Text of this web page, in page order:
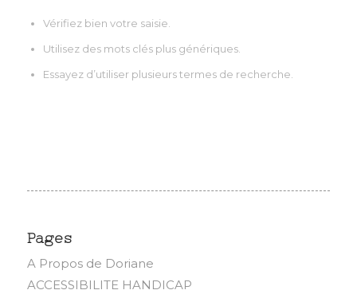
Vérifiez bien votre saisie.
Utilisez des mots clés plus génériques.
Essayez d’utiliser plusieurs termes de recherche.
Pages
A Propos de Doriane
ACCESSIBILITE HANDICAP